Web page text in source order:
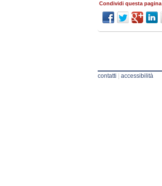
Condividi questa pagina
contatti | accessibilità